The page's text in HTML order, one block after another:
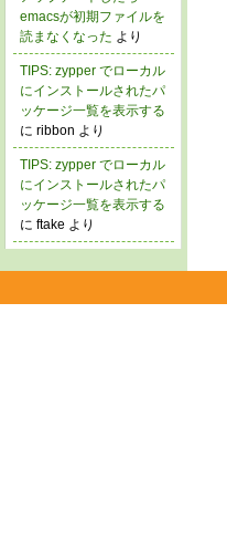
emacsが初期ファイルを
読まなくなった より
TIPS: zypper でローカル
にインストールされたパ
ッケージ一覧を表示する
に ribbon より
TIPS: zypper でローカル
にインストールされたパ
ッケージ一覧を表示する
に ftake より